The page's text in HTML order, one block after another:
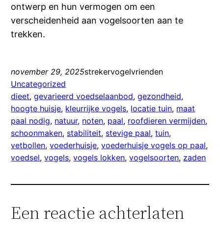
ontwerp en hun vermogen om een
verscheidenheid aan vogelsoorten aan te
trekken.
november 29, 2025strekervogelvrienden
Uncategorized
dieet, gevarieerd voedselaanbod, gezondheid
hoogte huisje, kleurrijke vogels, locatie tuin, maat
paal nodig, natuur, noten, paal, roofdieren vermijden
schoonmaken, stabiliteit, stevige paal, tuin
vetbollen, voederhuisje, voederhuisje vogels op paal
voedsel, vogels, vogels lokken, vogelsoorten, zaden
Een reactie achterlaten